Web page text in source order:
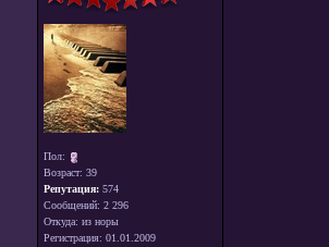
Пол:
Возраст: 39
Репутация: 574
Сообщений: 2 296
Откуда: из норы
Регистрация: 01.01.2009